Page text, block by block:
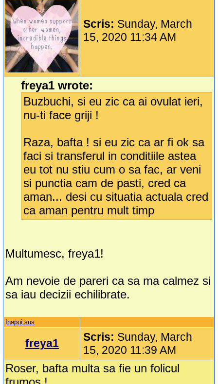
Scris: Sunday, March
15, 2020 11:34 AM
freya1 wrote:
Buzbuchi, si eu zic ca ai ovulat ieri,
nu-ti face griji !
Raza, bafta ! si eu zic ca ar fi ok sa
faci si transferul in conditiile astea
eu tot nu stiu cum o sa fac, ar veni
si punctia cam de pasti, cred ca
aman... desi cu situatia actuala cred
ca aman pentru mult timp
Multumesc, freya1!
Am nevoie de pareri ca sa ma calmez si
sa iau decizii echilibrate.
Inapoi sus
freya1 Scris: Sunday, March
15, 2020 11:39 AM
Roser, bafta multa sa fie un folicul